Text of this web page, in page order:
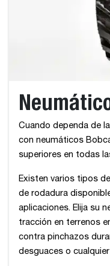
Cuando dependa de
con neumáticos
superiores en todas
Existen varios tipos
de rodadura
aplicaciones. Elija su
tracción en terrenos
contra pinchazos
desguaces o